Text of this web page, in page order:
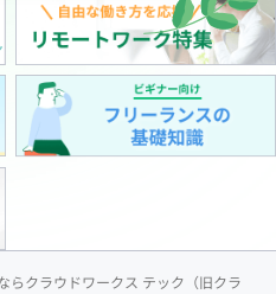
らクラウドワークス テック（旧クラ